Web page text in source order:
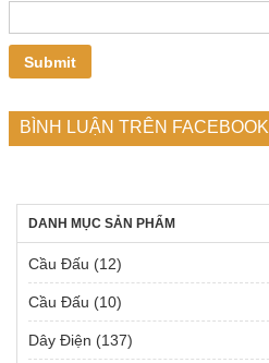
BÌNH LUẬN TRÊN FACEBOOK
DANH MỤC SẢN PHẨM
Cầu Đấu (12)
Cầu Đấu (10)
Dây Điện (137)